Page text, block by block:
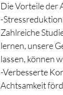
Die Vorteile der
-
Zahlreiche
lernen, unsere
lassen, können
-Verbesserte
Achtsamkeit